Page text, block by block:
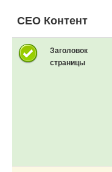
СЕО Контент
Заголовок
страницы